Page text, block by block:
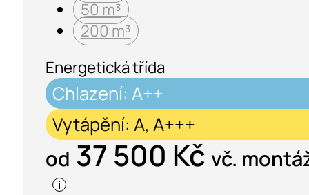
50 m³
200 m³
Energetická třída
Chlazení: A++
Vytápění: A, A+++
od 37 500 Kč vč.